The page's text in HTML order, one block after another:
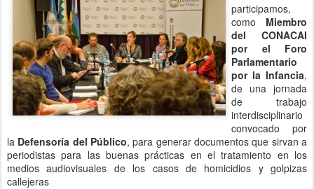
participamos,
como Miembro
del CONACAI
por el Foro
Parlamentario
por la Infancia,
de una jornada
de trabajo
interdisciplinario
convocado por
la Defensoría del Público, para generar documentos que sirvan a
periodistas para las buenas prácticas en el tratamiento en los
medios audiovisuales de los casos de homicidios y golpizas
callejeras